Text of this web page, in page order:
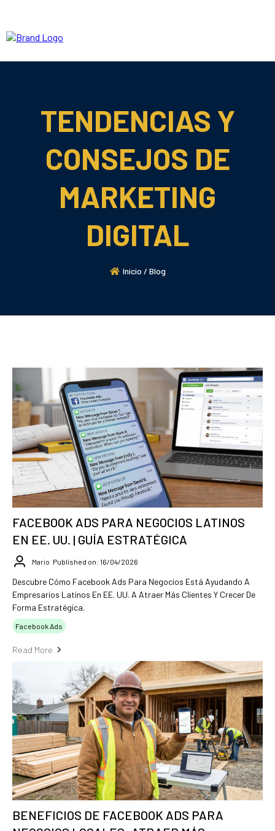
TENDENCIAS Y
CONSEJOS DE
MARKETING
DIGITAL
Inicio / Blog
FACEBOOK ADS PARA NEGOCIOS LATINOS
EN EE. UU. | GUÍA ESTRATÉGICA
Mario Published on: 16/04/2026
Descubre Cómo Facebook Ads Para Negocios Está Ayudando A
Empresarios Latinos En EE. UU. A Atraer Más Clientes Y Crecer De
Forma Estratégica.
Facebook Ads
Read More
BENEFICIOS DE FACEBOOK ADS PARA